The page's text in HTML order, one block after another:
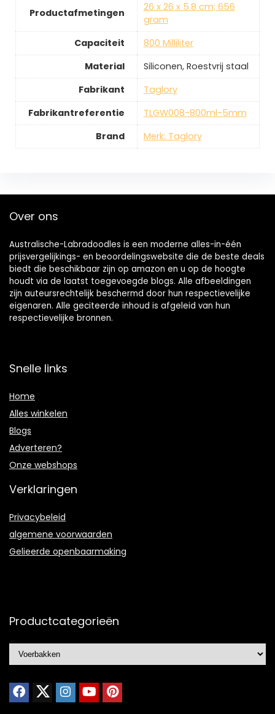
Productafmetingen
‎26 x 26 x 5.8 cm; 656
gram
Capaciteit
‎800 Milliliter
Material
‎Siliconen, Roestvrij staal
Fabrikant
‎Taglory
Fabrikantreferentie
‎TLGW008-800ml-5mm
Brand
Merk: Taglory
Over ons
Australische-Labradoodles is een moderne alles-in-één
prijsvergelijkings- en beoordelingswebsite die de beste deals
biedt die beschikbaar zijn op amazon en u op de hoogte
houdt via de laatst toegevoegde blogs. Alle afbeeldingen
zijn auteursrechtelijk beschermd door hun respectievelijke
eigenaren. Alle geciteerde inhoud is afgeleid van hun
respectievelijke bronnen.
Snelle links
Home
Alles winkelen
Blogs
Adverteren?
Onze webshops
Verklaringen
Privacybeleid
algemene voorwaarden
Gelieerde openbaarmaking
Productcategorieën